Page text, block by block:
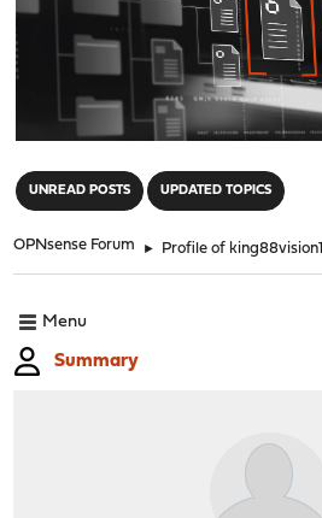
UNREAD POSTS UPDATED TOPICS
OPNsense Forum ► Profile of king88vision1
Menu
Summary